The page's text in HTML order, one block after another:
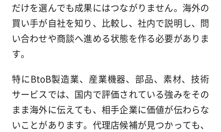
だけを選んでも成果にはつながりません。海外の
買い手が自社を知り、比較し、社内で説明し、問
い合わせや商談へ進める状態を作る必要がありま
す。
特にBtoB製造業、産業機器、部品、素材、技術
サービスでは、国内で評価されている強みをその
まま海外に伝えても、相手企業に価値が伝わらな
いことがあります。代理店候補が見つかっても、